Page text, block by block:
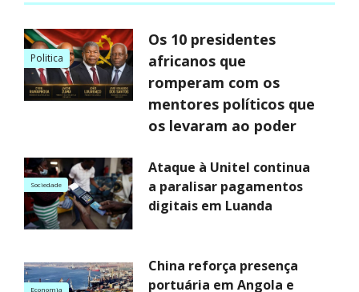
Politica
Os 10 presidentes
africanos que
romperam com os
mentores políticos que
os levaram ao poder
Sociedade
Ataque à Unitel continua
a paralisar pagamentos
digitais em Luanda
Economia
China reforça presença
portuária em Angola e